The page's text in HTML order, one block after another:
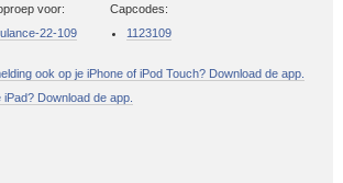
voor:
22-109
Capcodes:
1123109
ook op je iPhone of iPod Touch? Download de app.
iPad? Download de app.